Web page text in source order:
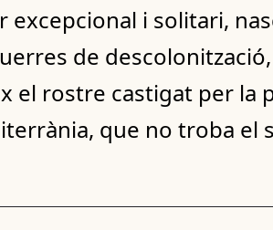
excepcional i solitari,
de
el rostre castigat per la
que no troba el